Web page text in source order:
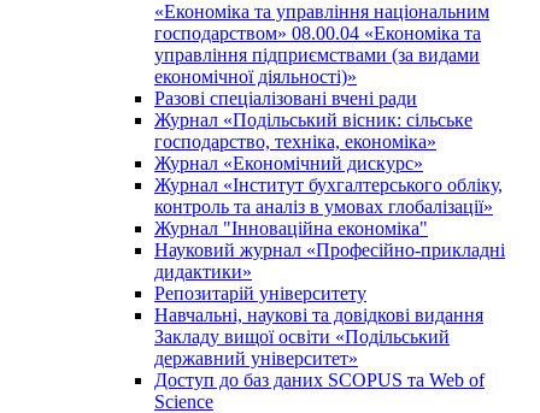
«Економіка та управління національним
господарством» 08.00.04 «Економіка та
управління підприємствами (за видами
економічної діяльності)»
Разові спеціалізовані вчені ради
Журнал «Подільський вісник: сільське
господарство, техніка, економіка»
Журнал «Економічний дискурс»
Журнал «Інститут бухгалтерського обліку,
контроль та аналіз в умовах глобалізації»
Журнал "Інноваційна економіка"
Науковий журнал «Професійно-прикладні
дидактики»
Репозитарій університету
Навчальні, наукові та довідкові видання
Закладу вищої освіти «Подільський
державний університет»
Доступ до баз даних SCOPUS та Web of
Science